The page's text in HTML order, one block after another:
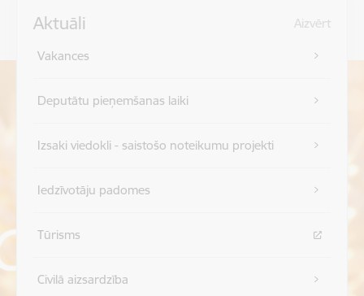
Aktuāli Aizvērt
Vakances
Deputātu pieņemšanas laiki
Izsaki viedokli - saistošo noteikumu projekti
Iedzīvotāju padomes
Tūrisms
Civilā aizsardzība